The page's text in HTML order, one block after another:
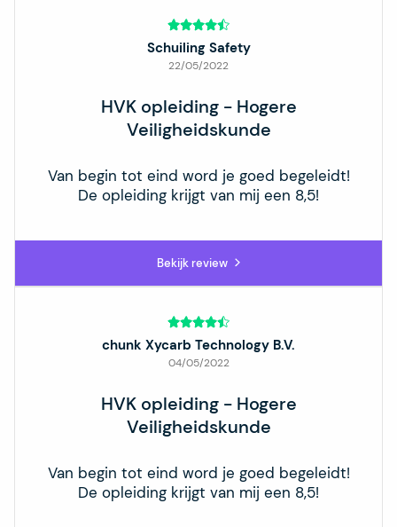
Schuiling Safety
22/05/2022
HVK opleiding - Hogere
Veiligheidskunde
Van begin tot eind word je goed begeleidt!
De opleiding krijgt van mij een 8,5!
Bekijk review
chunk Xycarb Technology B.V.
04/05/2022
HVK opleiding - Hogere
Veiligheidskunde
Van begin tot eind word je goed begeleidt!
De opleiding krijgt van mij een 8,5!